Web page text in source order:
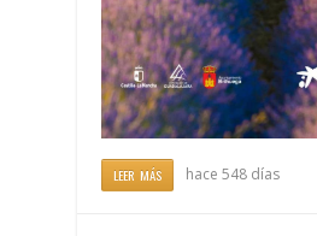
LEER MÁS hace 548 días